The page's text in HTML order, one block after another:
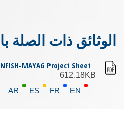
الوثائق ذات الصلة
MAYAG Project Sheet
612.18KB
EN
FR
ES
AR